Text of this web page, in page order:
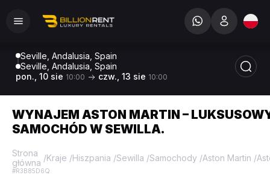
Seville, Andalusia, Spain
Seville, Andalusia, Spain
pon., 10 sie 10:00 czw., 13 sie 10:00
WYNAJEM ASTON MARTIN –
SAMOCHÓD W SEWILLA.
Strona
główna /Kraje /Hiszpania /Sewilla /Samochody /Aston Martin /
#R3B85D6Q